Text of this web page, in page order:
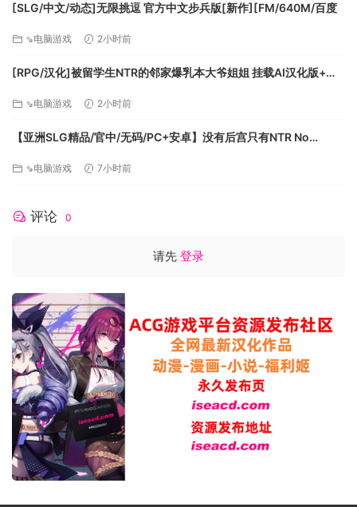
[SLG/中文/动态]无限挑逗 官方中文步兵版[新作][FM/640M/百度
⇘电脑游戏 2小时前
[RPG/汉化]被留学生NTR的邻家爆乳本大爷姐姐 挂载AI汉化版+存
⇘电脑游戏 2小时前
【亚洲SLG精品/官中/无码/PC+安卓】没有后宫只有NTR No
⇘电脑游戏 7小时前
评论 0
请先 登录